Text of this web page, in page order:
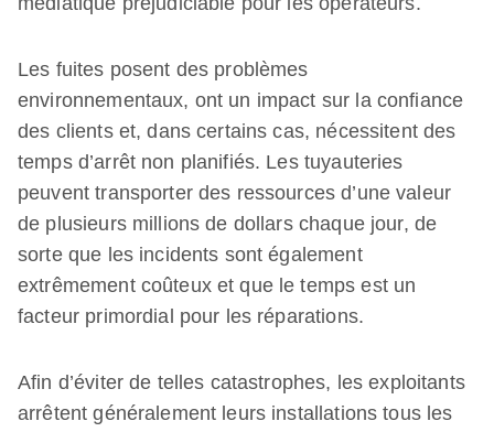
Les fuites posent des problèmes
environnementaux, ont un impact sur la confiance
des clients et, dans certains cas, nécessitent des
temps d’arrêt non planifiés. Les tuyauteries
peuvent transporter des ressources d’une valeur
de plusieurs millions de dollars chaque jour, de
sorte que les incidents sont également
extrêmement coûteux et que le temps est un
facteur primordial pour les réparations.
Afin d’éviter de telles catastrophes, les exploitants
arrêtent généralement leurs installations tous les